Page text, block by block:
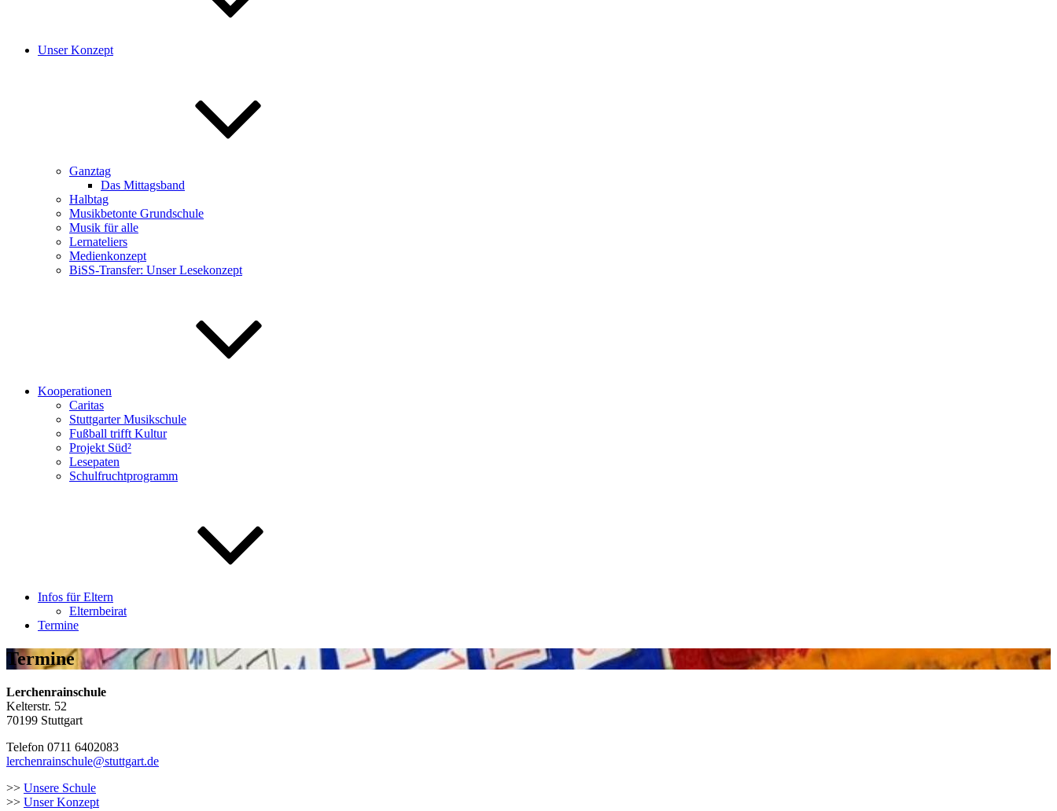
Unser Konzept
Ganztag
Das Mittagsband
Halbtag
Musikbetonte Grundschule
Musik für alle
Lernateliers
Medienkonzept
BiSS-Transfer: Unser Lesekonzept
Kooperationen
Caritas
Stuttgarter Musikschule
Fußball trifft Kultur
Projekt Süd²
Lesepaten
Schulfruchtprogramm
Infos für Eltern
Elternbeirat
Termine
Termine
Lerchenrainschule
Kelterstr. 52
70199 Stuttgart
Telefon 0711 6402083
lerchenrainschule@stuttgart.de
>> Unsere Schule
>> Unser Konzept